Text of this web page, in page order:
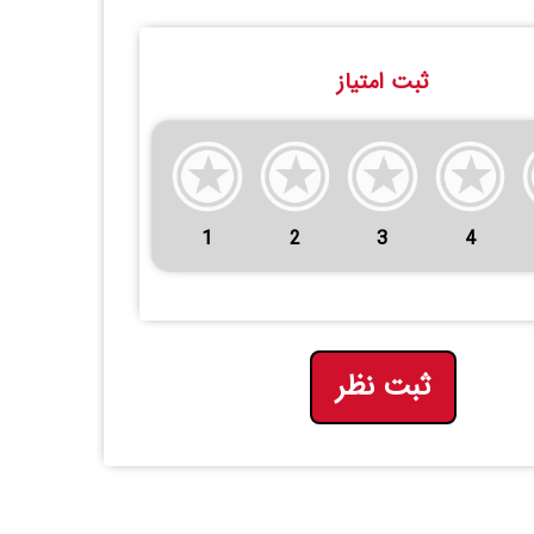
ثبت امتیاز
1 2 3 4
ثبت نظر